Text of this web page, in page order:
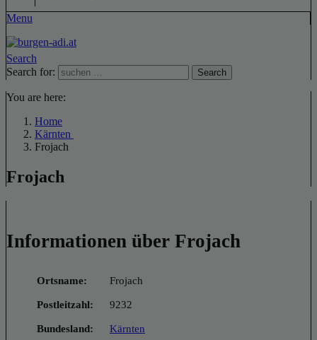
Menu
Search
Search for:
Search
You are here:
Home
Kärnten
Frojach
Frojach
Informationen über Frojach
Ortsname: Frojach
Postleitzahl: 9232
Bundesland: Kärnten